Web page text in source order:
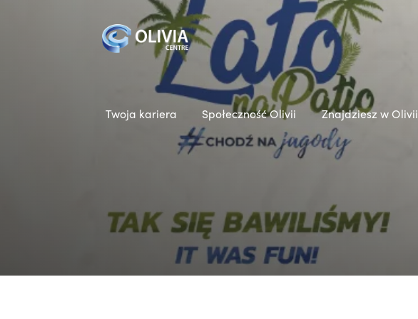
Twoja kariera Społeczność Olivii Znajdziesz w Olivii